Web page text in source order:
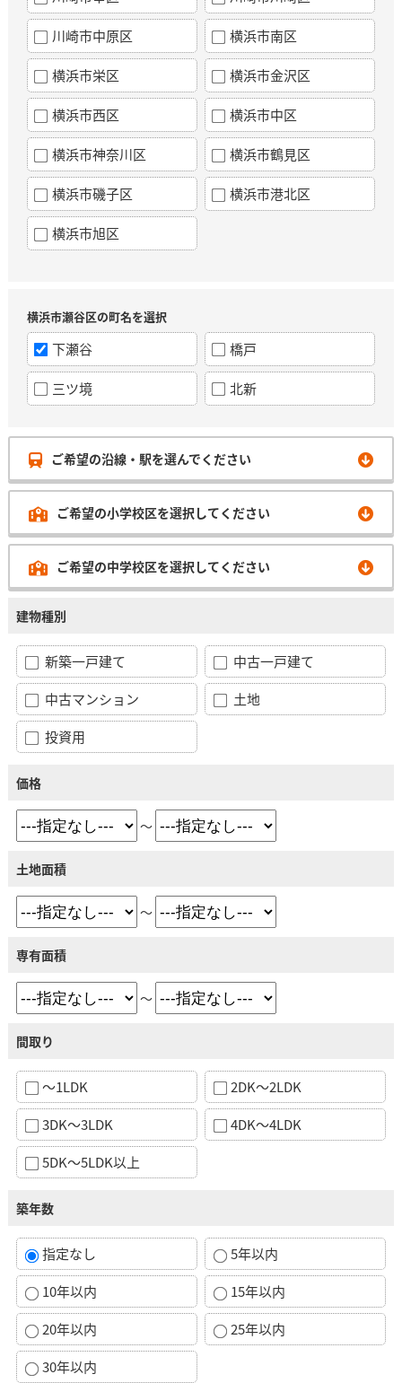
川崎市中原区 横浜市南区
横浜市栄区 横浜市金沢区
横浜市西区 横浜市中区
横浜市神奈川区 横浜市鶴見区
横浜市磯子区 横浜市港北区
横浜市旭区
横浜市瀬谷区の町名を選択
下瀬谷 橋戸
三ツ境 北新
ご希望の沿線・駅を選んでください
ご希望の小学校区を選択してください
ご希望の中学校区を選択してください
建物種別
新築一戸建て
中古一戸建て
中古マンション
土地
投資用
価格
～
土地面積
～
専有面積
～
間取り
～1LDK
2DK～2LDK
3DK～3LDK
4DK～4LDK
5DK～5LDK以上
築年数
指定なし
5年以内
10年以内
15年以内
20年以内
25年以内
30年以内